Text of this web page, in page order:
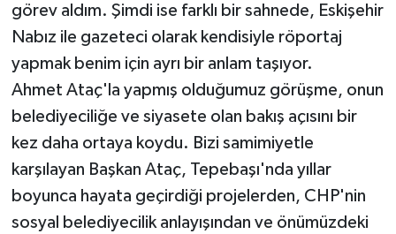
görev aldım. Şimdi ise farklı bir sahnede, Eskişehir
Nabız ile gazeteci olarak kendisiyle röportaj
yapmak benim için ayrı bir anlam taşıyor.
Ahmet Ataç'la yapmış olduğumuz görüşme, onun
belediyeciliğe ve siyasete olan bakış açısını bir
kez daha ortaya koydu. Bizi samimiyetle
karşılayan Başkan Ataç, Tepebaşı'nda yıllar
boyunca hayata geçirdiği projelerden, CHP'nin
sosyal belediyecilik anlayışından ve önümüzdeki